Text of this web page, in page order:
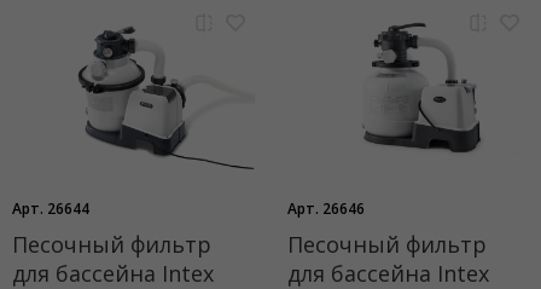
Арт. 26644
Песочный фильтр
для бассейна Intex
Арт. 26646
Песочный фильтр
для бассейна Intex